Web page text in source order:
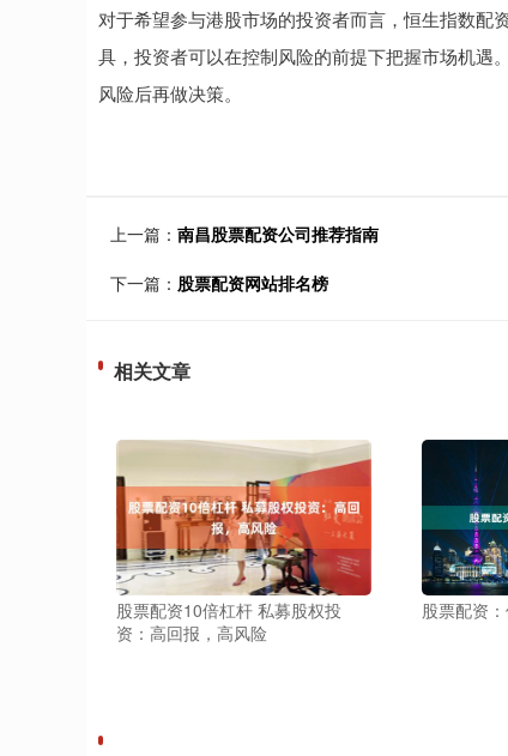
对于希望参与港股市场的投资者而言，恒生指数配
具，投资者可以在控制风险的前提下把握市场机遇
风险后再做决策。
上一篇： 南昌股票配资公司推荐指南
下一篇： 股票配资网站排名榜
相关文章
股票配资10倍杠杆 私募股权投
资：高回报，高风险
股票配资